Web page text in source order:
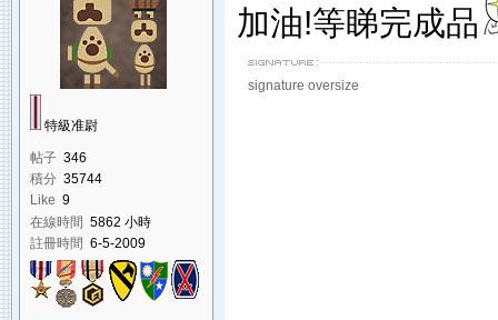
特級准尉
帖子 346
積分 35744
Like 9
在線時間 5862 小時
註冊時間 6-5-2009
加油!等睇完成品
signature oversize